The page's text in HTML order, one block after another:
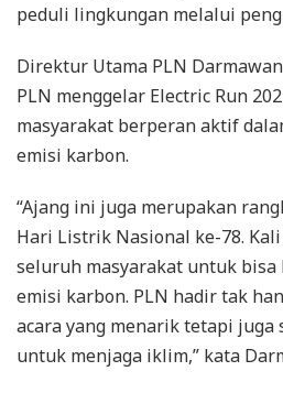
peduli lingkungan melalui
Direktur Utama PLN
PLN menggelar Electric Run
masyarakat berperan aktif
emisi karbon.
“Ajang ini juga merupakan
Hari Listrik Nasional ke-78.
seluruh masyarakat untuk bisa
emisi karbon. PLN hadir tak
acara yang menarik tetapi juga
untuk menjaga iklim,” kata